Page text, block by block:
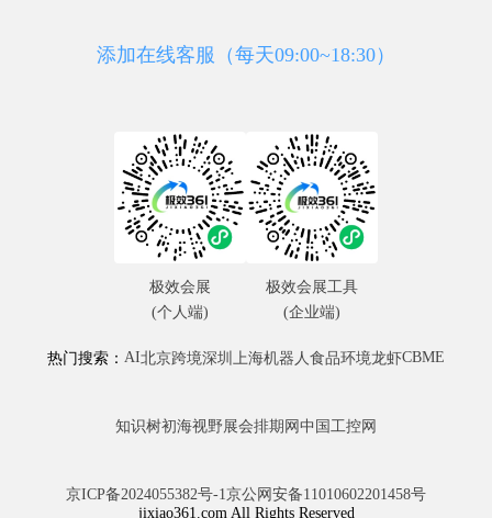
添加在线客服（每天09:00~18:30）
热门搜索： AI北京跨境深圳 上海机器人食品环境龙虾CBME
知识树初海视野展会排期网 中国工控网
京ICP备2024055382号-1京公网安备11010602201458号
jixiao361.com All Rights Reserved
极效会展
(个人端)
极效会展工具
(企业端)